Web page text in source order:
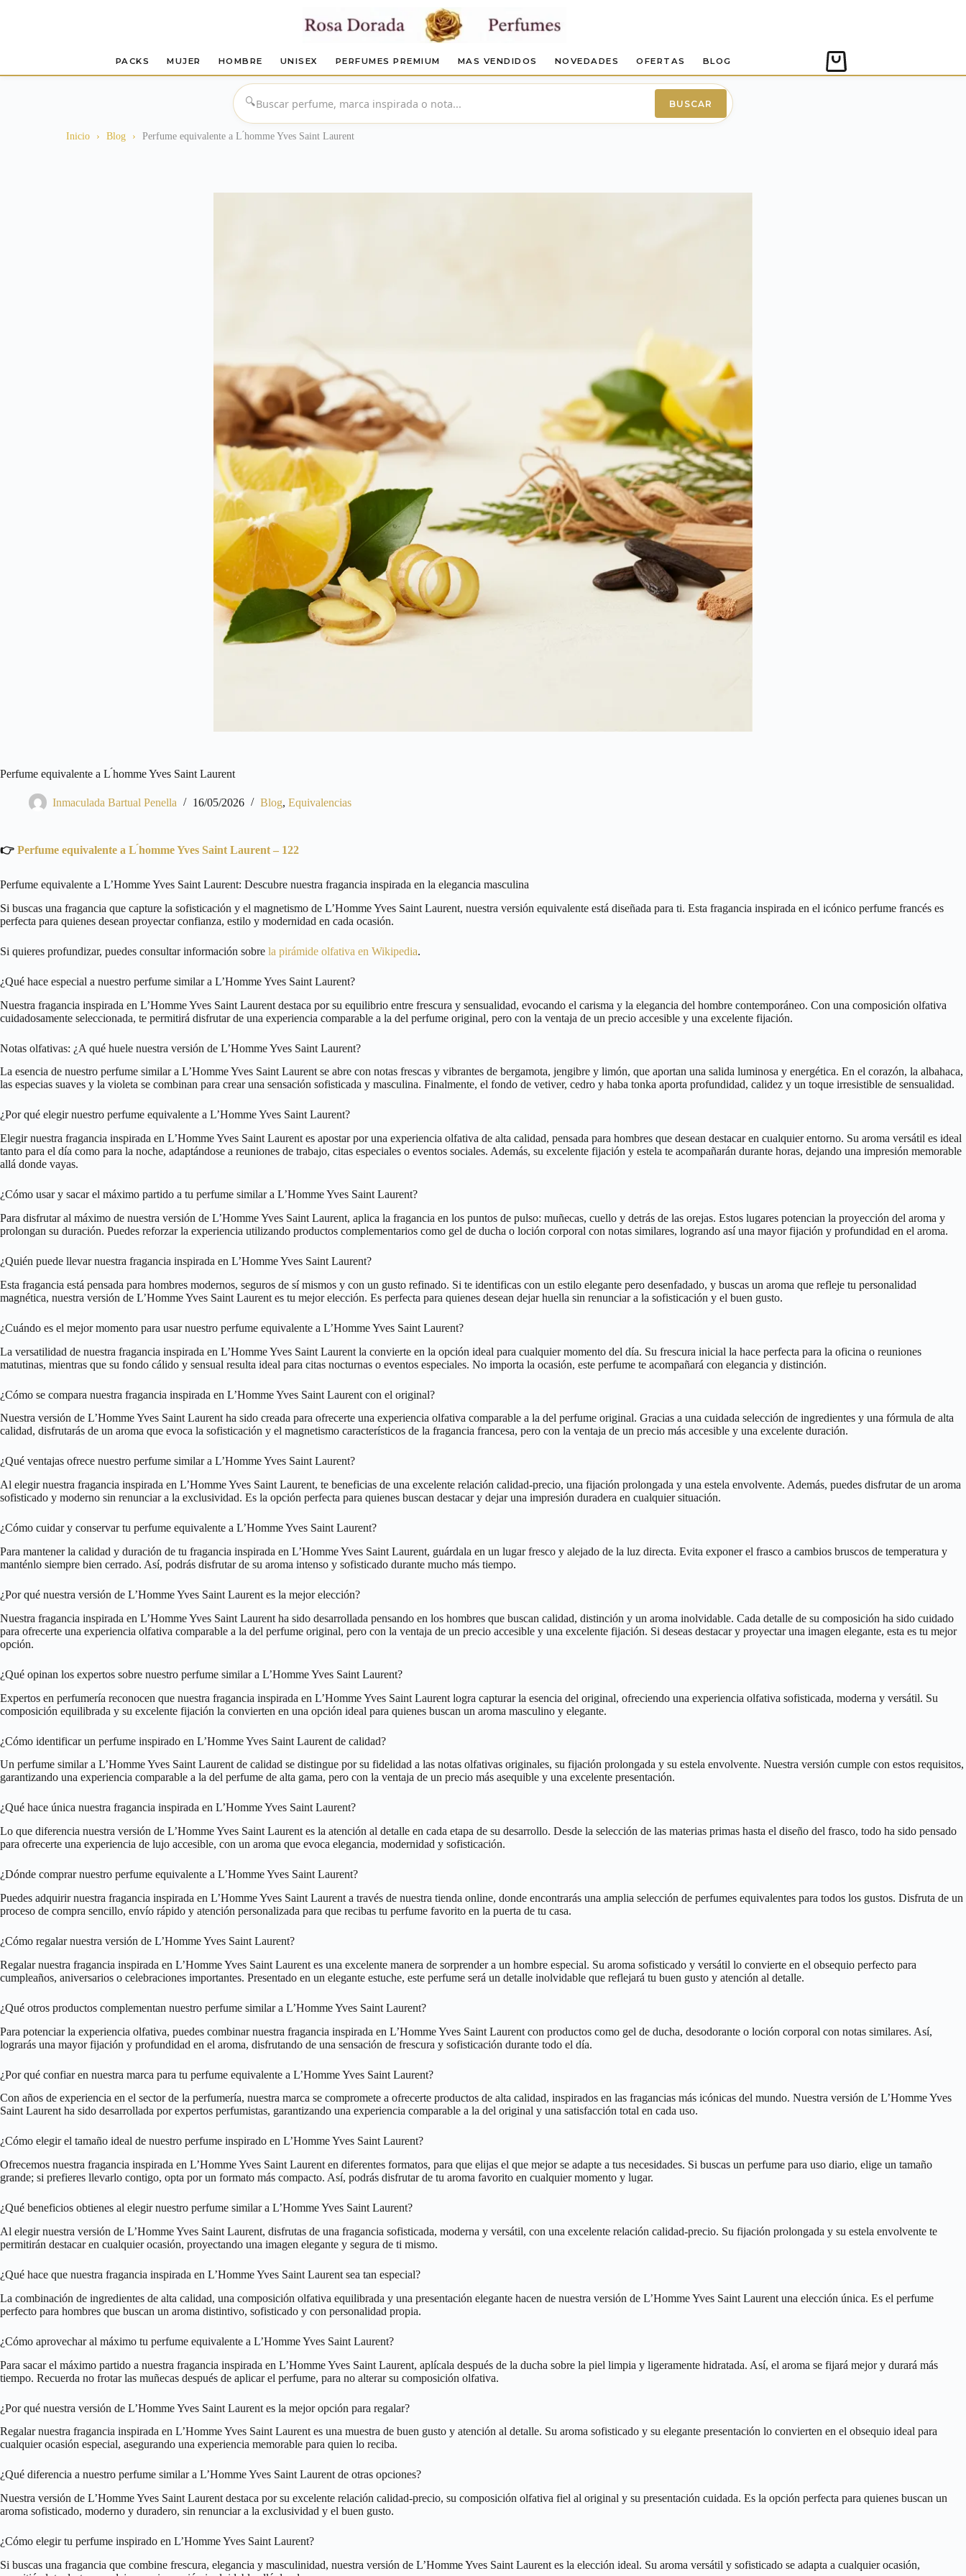
PACKS MUJER HOMBRE UNISEX PERFUMES PREMIUM MAS VENDIDOS NOVEDADES OFERTAS BLOG
Carro
de
🔍 BUSCAR
Inicio › Blog › Perfume equivalente a L ́homme Yves Saint Laurent
Perfume equivalente a L ́homme Yves Saint Laurent
Inmaculada Bartual Penella 16/05/2026 Blog, Equivalencias
👉 Perfume equivalente a L ́homme Yves Saint Laurent – 122
Perfume equivalente a L’Homme Yves Saint Laurent: Descubre nuestra fragancia inspirada en la elegancia masculina
Si buscas una fragancia que capture la sofisticación y el magnetismo de L’Homme Yves Saint Laurent, nuestra versión equivalente está diseñada para ti. Esta fragancia inspirada en el icónico perfume francés es
perfecta para quienes desean proyectar confianza, estilo y modernidad en cada ocasión.
Si quieres profundizar, puedes consultar información sobre la pirámide olfativa en Wikipedia.
¿Qué hace especial a nuestro perfume similar a L’Homme Yves Saint Laurent?
Nuestra fragancia inspirada en L’Homme Yves Saint Laurent destaca por su equilibrio entre frescura y sensualidad, evocando el carisma y la elegancia del hombre contemporáneo. Con una composición olfativa
cuidadosamente seleccionada, te permitirá disfrutar de una experiencia comparable a la del perfume original, pero con la ventaja de un precio accesible y una excelente fijación.
Notas olfativas: ¿A qué huele nuestra versión de L’Homme Yves Saint Laurent?
La esencia de nuestro perfume similar a L’Homme Yves Saint Laurent se abre con notas frescas y vibrantes de bergamota, jengibre y limón, que aportan una salida luminosa y energética. En el corazón, la albahaca,
las especias suaves y la violeta se combinan para crear una sensación sofisticada y masculina. Finalmente, el fondo de vetiver, cedro y haba tonka aporta profundidad, calidez y un toque irresistible de sensualidad.
¿Por qué elegir nuestro perfume equivalente a L’Homme Yves Saint Laurent?
Elegir nuestra fragancia inspirada en L’Homme Yves Saint Laurent es apostar por una experiencia olfativa de alta calidad, pensada para hombres que desean destacar en cualquier entorno. Su aroma versátil es ideal
tanto para el día como para la noche, adaptándose a reuniones de trabajo, citas especiales o eventos sociales. Además, su excelente fijación y estela te acompañarán durante horas, dejando una impresión memorable
allá donde vayas.
¿Cómo usar y sacar el máximo partido a tu perfume similar a L’Homme Yves Saint Laurent?
Para disfrutar al máximo de nuestra versión de L’Homme Yves Saint Laurent, aplica la fragancia en los puntos de pulso: muñecas, cuello y detrás de las orejas. Estos lugares potencian la proyección del aroma y
prolongan su duración. Puedes reforzar la experiencia utilizando productos complementarios como gel de ducha o loción corporal con notas similares, logrando así una mayor fijación y profundidad en el aroma.
¿Quién puede llevar nuestra fragancia inspirada en L’Homme Yves Saint Laurent?
Esta fragancia está pensada para hombres modernos, seguros de sí mismos y con un gusto refinado. Si te identificas con un estilo elegante pero desenfadado, y buscas un aroma que refleje tu personalidad
magnética, nuestra versión de L’Homme Yves Saint Laurent es tu mejor elección. Es perfecta para quienes desean dejar huella sin renunciar a la sofisticación y el buen gusto.
¿Cuándo es el mejor momento para usar nuestro perfume equivalente a L’Homme Yves Saint Laurent?
La versatilidad de nuestra fragancia inspirada en L’Homme Yves Saint Laurent la convierte en la opción ideal para cualquier momento del día. Su frescura inicial la hace perfecta para la oficina o reuniones
matutinas, mientras que su fondo cálido y sensual resulta ideal para citas nocturnas o eventos especiales. No importa la ocasión, este perfume te acompañará con elegancia y distinción.
¿Cómo se compara nuestra fragancia inspirada en L’Homme Yves Saint Laurent con el original?
Nuestra versión de L’Homme Yves Saint Laurent ha sido creada para ofrecerte una experiencia olfativa comparable a la del perfume original. Gracias a una cuidada selección de ingredientes y una fórmula de alta
calidad, disfrutarás de un aroma que evoca la sofisticación y el magnetismo característicos de la fragancia francesa, pero con la ventaja de un precio más accesible y una excelente duración.
¿Qué ventajas ofrece nuestro perfume similar a L’Homme Yves Saint Laurent?
Al elegir nuestra fragancia inspirada en L’Homme Yves Saint Laurent, te beneficias de una excelente relación calidad-precio, una fijación prolongada y una estela envolvente. Además, puedes disfrutar de un aroma
sofisticado y moderno sin renunciar a la exclusividad. Es la opción perfecta para quienes buscan destacar y dejar una impresión duradera en cualquier situación.
¿Cómo cuidar y conservar tu perfume equivalente a L’Homme Yves Saint Laurent?
Para mantener la calidad y duración de tu fragancia inspirada en L’Homme Yves Saint Laurent, guárdala en un lugar fresco y alejado de la luz directa. Evita exponer el frasco a cambios bruscos de temperatura y
manténlo siempre bien cerrado. Así, podrás disfrutar de su aroma intenso y sofisticado durante mucho más tiempo.
¿Por qué nuestra versión de L’Homme Yves Saint Laurent es la mejor elección?
Nuestra fragancia inspirada en L’Homme Yves Saint Laurent ha sido desarrollada pensando en los hombres que buscan calidad, distinción y un aroma inolvidable. Cada detalle de su composición ha sido cuidado
para ofrecerte una experiencia olfativa comparable a la del perfume original, pero con la ventaja de un precio accesible y una excelente fijación. Si deseas destacar y proyectar una imagen elegante, esta es tu mejor
opción.
¿Qué opinan los expertos sobre nuestro perfume similar a L’Homme Yves Saint Laurent?
Expertos en perfumería reconocen que nuestra fragancia inspirada en L’Homme Yves Saint Laurent logra capturar la esencia del original, ofreciendo una experiencia olfativa sofisticada, moderna y versátil. Su
composición equilibrada y su excelente fijación la convierten en una opción ideal para quienes buscan un aroma masculino y elegante.
¿Cómo identificar un perfume inspirado en L’Homme Yves Saint Laurent de calidad?
Un perfume similar a L’Homme Yves Saint Laurent de calidad se distingue por su fidelidad a las notas olfativas originales, su fijación prolongada y su estela envolvente. Nuestra versión cumple con estos requisitos,
garantizando una experiencia comparable a la del perfume de alta gama, pero con la ventaja de un precio más asequible y una excelente presentación.
¿Qué hace única nuestra fragancia inspirada en L’Homme Yves Saint Laurent?
Lo que diferencia nuestra versión de L’Homme Yves Saint Laurent es la atención al detalle en cada etapa de su desarrollo. Desde la selección de las materias primas hasta el diseño del frasco, todo ha sido pensado
para ofrecerte una experiencia de lujo accesible, con un aroma que evoca elegancia, modernidad y sofisticación.
¿Dónde comprar nuestro perfume equivalente a L’Homme Yves Saint Laurent?
Puedes adquirir nuestra fragancia inspirada en L’Homme Yves Saint Laurent a través de nuestra tienda online, donde encontrarás una amplia selección de perfumes equivalentes para todos los gustos. Disfruta de un
proceso de compra sencillo, envío rápido y atención personalizada para que recibas tu perfume favorito en la puerta de tu casa.
¿Cómo regalar nuestra versión de L’Homme Yves Saint Laurent?
Regalar nuestra fragancia inspirada en L’Homme Yves Saint Laurent es una excelente manera de sorprender a un hombre especial. Su aroma sofisticado y versátil lo convierte en el obsequio perfecto para
cumpleaños, aniversarios o celebraciones importantes. Presentado en un elegante estuche, este perfume será un detalle inolvidable que reflejará tu buen gusto y atención al detalle.
¿Qué otros productos complementan nuestro perfume similar a L’Homme Yves Saint Laurent?
Para potenciar la experiencia olfativa, puedes combinar nuestra fragancia inspirada en L’Homme Yves Saint Laurent con productos como gel de ducha, desodorante o loción corporal con notas similares. Así,
lograrás una mayor fijación y profundidad en el aroma, disfrutando de una sensación de frescura y sofisticación durante todo el día.
¿Por qué confiar en nuestra marca para tu perfume equivalente a L’Homme Yves Saint Laurent?
Con años de experiencia en el sector de la perfumería, nuestra marca se compromete a ofrecerte productos de alta calidad, inspirados en las fragancias más icónicas del mundo. Nuestra versión de L’Homme Yves
Saint Laurent ha sido desarrollada por expertos perfumistas, garantizando una experiencia comparable a la del original y una satisfacción total en cada uso.
¿Cómo elegir el tamaño ideal de nuestro perfume inspirado en L’Homme Yves Saint Laurent?
Ofrecemos nuestra fragancia inspirada en L’Homme Yves Saint Laurent en diferentes formatos, para que elijas el que mejor se adapte a tus necesidades. Si buscas un perfume para uso diario, elige un tamaño
grande; si prefieres llevarlo contigo, opta por un formato más compacto. Así, podrás disfrutar de tu aroma favorito en cualquier momento y lugar.
¿Qué beneficios obtienes al elegir nuestro perfume similar a L’Homme Yves Saint Laurent?
Al elegir nuestra versión de L’Homme Yves Saint Laurent, disfrutas de una fragancia sofisticada, moderna y versátil, con una excelente relación calidad-precio. Su fijación prolongada y su estela envolvente te
permitirán destacar en cualquier ocasión, proyectando una imagen elegante y segura de ti mismo.
¿Qué hace que nuestra fragancia inspirada en L’Homme Yves Saint Laurent sea tan especial?
La combinación de ingredientes de alta calidad, una composición olfativa equilibrada y una presentación elegante hacen de nuestra versión de L’Homme Yves Saint Laurent una elección única. Es el perfume
perfecto para hombres que buscan un aroma distintivo, sofisticado y con personalidad propia.
¿Cómo aprovechar al máximo tu perfume equivalente a L’Homme Yves Saint Laurent?
Para sacar el máximo partido a nuestra fragancia inspirada en L’Homme Yves Saint Laurent, aplícala después de la ducha sobre la piel limpia y ligeramente hidratada. Así, el aroma se fijará mejor y durará más
tiempo. Recuerda no frotar las muñecas después de aplicar el perfume, para no alterar su composición olfativa.
¿Por qué nuestra versión de L’Homme Yves Saint Laurent es la mejor opción para regalar?
Regalar nuestra fragancia inspirada en L’Homme Yves Saint Laurent es una muestra de buen gusto y atención al detalle. Su aroma sofisticado y su elegante presentación lo convierten en el obsequio ideal para
cualquier ocasión especial, asegurando una experiencia memorable para quien lo reciba.
¿Qué diferencia a nuestro perfume similar a L’Homme Yves Saint Laurent de otras opciones?
Nuestra versión de L’Homme Yves Saint Laurent destaca por su excelente relación calidad-precio, su composición olfativa fiel al original y su presentación cuidada. Es la opción perfecta para quienes buscan un
aroma sofisticado, moderno y duradero, sin renunciar a la exclusividad y el buen gusto.
¿Cómo elegir tu perfume inspirado en L’Homme Yves Saint Laurent?
Si buscas una fragancia que combine frescura, elegancia y masculinidad, nuestra versión de L’Homme Yves Saint Laurent es la elección ideal. Su aroma versátil y sofisticado se adapta a cualquier ocasión,